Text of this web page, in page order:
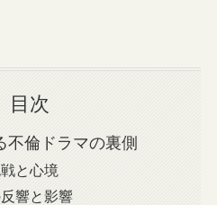
目次
不倫ドラマの裏側
と心境
響と影響